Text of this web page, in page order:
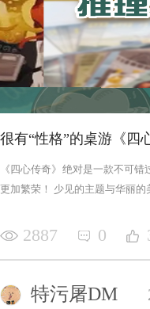
很有“性格”的桌游《四
《四心传奇》绝对是一款不可
更加繁荣！ 少见的主题与华丽
2887 0
特污屠DM